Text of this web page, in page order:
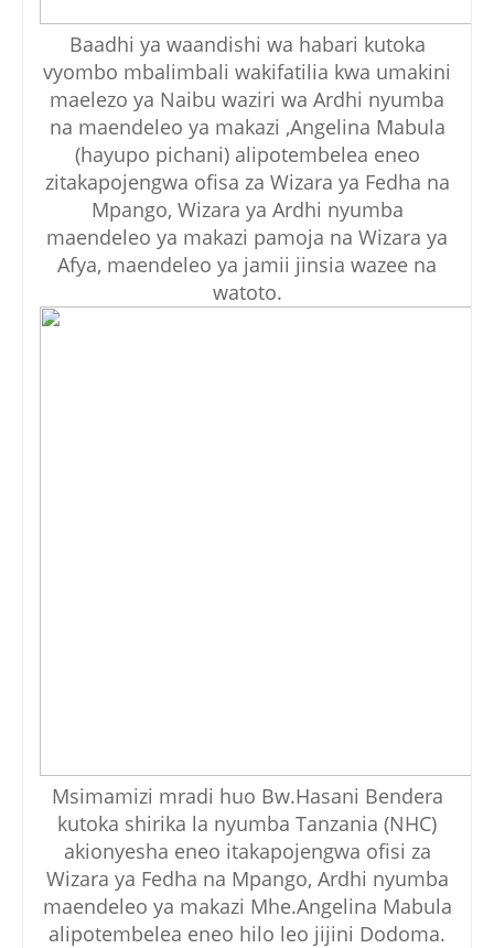
Baadhi ya waandishi wa habari kutoka
vyombo mbalimbali wakifatilia kwa umakini
maelezo ya Naibu waziri wa Ardhi nyumba
na maendeleo ya makazi ,Angelina Mabula
(hayupo pichani) alipotembelea eneo
zitakapojengwa ofisa za Wizara ya Fedha na
Mpango, Wizara ya Ardhi nyumba
maendeleo ya makazi pamoja na Wizara ya
Afya, maendeleo ya jamii jinsia wazee na
watoto.
Msimamizi mradi huo Bw.Hasani Bendera
kutoka shirika la nyumba Tanzania (NHC)
akionyesha eneo itakapojengwa ofisi za
Wizara ya Fedha na Mpango, Ardhi nyumba
maendeleo ya makazi Mhe.Angelina Mabula
alipotembelea eneo hilo leo jijini Dodoma.